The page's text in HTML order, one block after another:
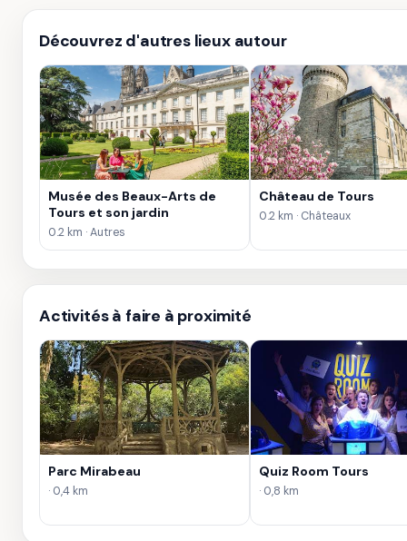
Découvrez d'autres lieux autour
Musée des Beaux-Arts de
Tours et son jardin
0.2 km · Autres
Château de Tours
0.2 km · Châteaux
Activités à faire à proximité
Parc Mirabeau
· 0,4 km
Quiz Room Tours
· 0,8 km